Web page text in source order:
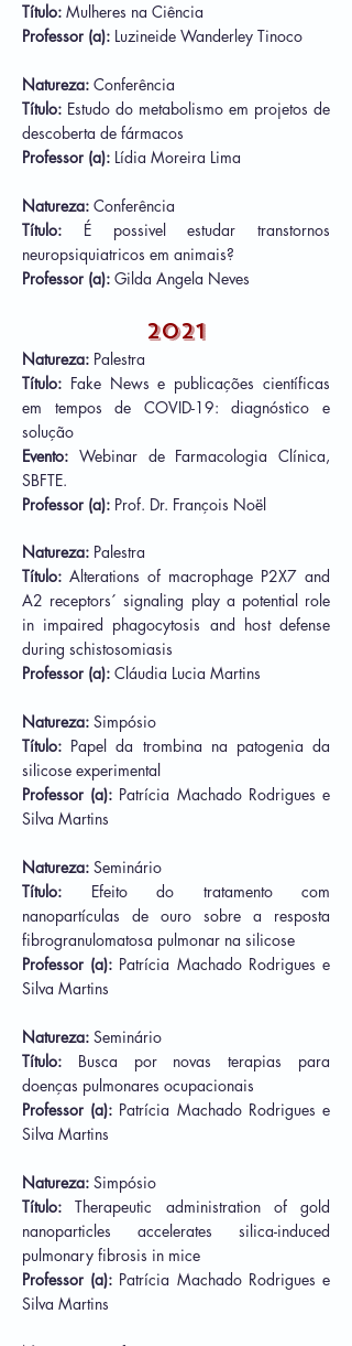
Título: Mulheres na Ciência
Professor (a): Luzineide Wanderley Tinoco
Natureza: Conferência
Título: Estudo do metabolismo em projetos de
descoberta de fármacos
Professor (a): Lídia Moreira Lima
Natureza: Conferência
Título: É possivel estudar transtornos
neuropsiquiatricos em animais?
Professor (a): Gilda Angela Neves
2021
Natureza: Palestra
Título: Fake News e publicações científicas
em tempos de COVID-19: diagnóstico e
solução
Evento: Webinar de Farmacologia Clínica,
SBFTE.
Professor (a): Prof. Dr. François Noël
Natureza: Palestra
Título: Alterations of macrophage P2X7 and
A2 receptors´ signaling play a potential role
in impaired phagocytosis and host defense
during schistosomiasis
Professor (a): Cláudia Lucia Martins
Natureza: Simpósio
Título: Papel da trombina na patogenia da
silicose experimental
Professor (a): Patrícia Machado Rodrigues e
Silva Martins
Natureza: Seminário
Título: Efeito do tratamento com
nanopartículas de ouro sobre a resposta
fibrogranulomatosa pulmonar na silicose
Professor (a): Patrícia Machado Rodrigues e
Silva Martins
Natureza: Seminário
Título: Busca por novas terapias para
doenças pulmonares ocupacionais
Professor (a): Patrícia Machado Rodrigues e
Silva Martins
Natureza: Simpósio
Título: Therapeutic administration of gold
nanoparticles accelerates silica-induced
pulmonary fibrosis in mice
Professor (a): Patrícia Machado Rodrigues e
Silva Martins